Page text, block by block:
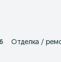
6 Отделка /